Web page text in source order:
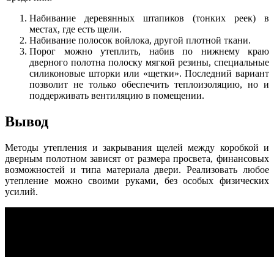
Набивание деревянных штапиков (тонких реек) в
местах, где есть щели.
Набивание полосок войлока, другой плотной ткани.
Порог можно утеплить, набив по нижнему краю
дверного полотна полоску мягкой резины, специальные
силиконовые шторки или «щетки». Последний вариант
позволит не только обеспечить теплоизоляцию, но и
поддерживать вентиляцию в помещении.
Вывод
Методы утепления и закрывания щелей между коробкой и
дверным полотном зависят от размера просвета, финансовых
возможностей и типа материала двери. Реализовать любое
утепление можно своими руками, без особых физических
усилий.